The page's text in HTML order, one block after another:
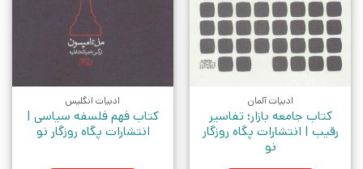
ادبیات آلمان
کتاب جامعه بازار؛ تفاسیر
رقیب | انتشارات پگاه روزگار
نو
ادبیات انگلیس
کتاب فهم فلسفه سیاسی |
انتشارات پگاه روزگار نو